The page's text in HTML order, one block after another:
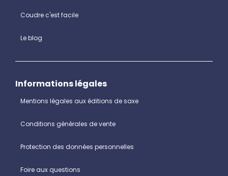
Coudre c'est facile
Le blog
Informations légales
Mentions légales aux éditions de saxe
Conditions générales de vente
Protection des données personnelles
Foire aux questions